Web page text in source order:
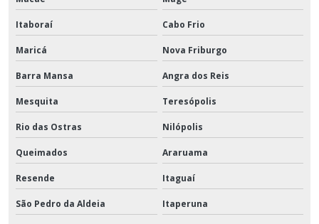
Itaboraí Cabo Frio
Maricá Nova Friburgo
Barra Mansa Angra dos Reis
Mesquita Teresópolis
Rio das Ostras Nilópolis
Queimados Araruama
Resende Itaguaí
São Pedro da Aldeia Itaperuna